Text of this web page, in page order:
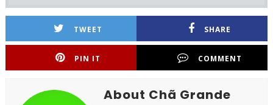
TWEET SHARE
PIN IT COMMENT
About Chã Grande